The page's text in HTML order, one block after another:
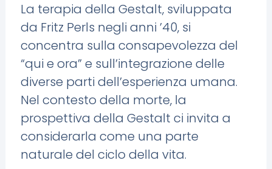
La terapia della Gestalt, sviluppata
da Fritz Perls negli anni ’40, si
concentra sulla consapevolezza del
“qui e ora” e sull’integrazione delle
diverse parti dell’esperienza umana.
Nel contesto della morte, la
prospettiva della Gestalt ci invita a
considerarla come una parte
naturale del ciclo della vita.